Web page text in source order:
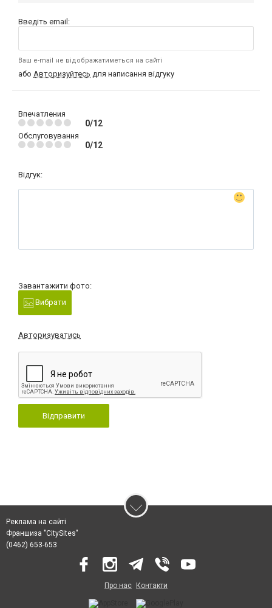
Введіть email:
Ваш e-mail не відображатиметься на сайті
або Авторизуйтесь для написання відгуку
Впечатления
0/12
Обслуговування
0/12
Відгук:
Завантажити фото:
Вибрати
Авторизуватись
Відправити
Реклама на сайті
Франшиза "CitySites"
(0462) 653-653
Про нас Контакти